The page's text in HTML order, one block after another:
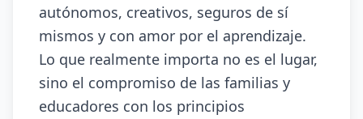
autónomos, creativos, seguros de sí
mismos y con amor por el aprendizaje.
Lo que realmente importa no es el lugar,
sino el compromiso de las familias y
educadores con los principios